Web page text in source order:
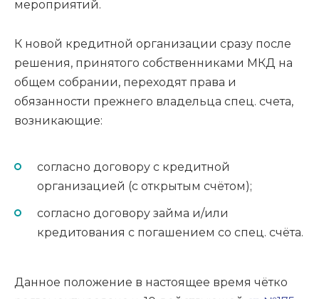
мероприятий.
К новой кредитной организации сразу после
решения, принятого собственниками МКД на
общем собрании, переходят права и
обязанности прежнего владельца спец. счета,
возникающие:
согласно договору с кредитной
организацией (с открытым счётом);
согласно договору займа и/или
кредитования с погашением со спец. счёта.
Данное положение в настоящее время чётко